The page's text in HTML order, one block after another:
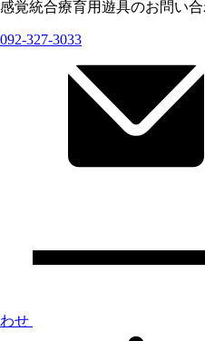
感覚統合療育用遊具のお問い合
092-327-3033
わせ